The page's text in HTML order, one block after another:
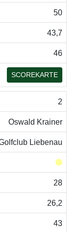
50
43,7
46
SCOREKARTE
2
Oswald Krainer
Liebenau
28
26,2
43